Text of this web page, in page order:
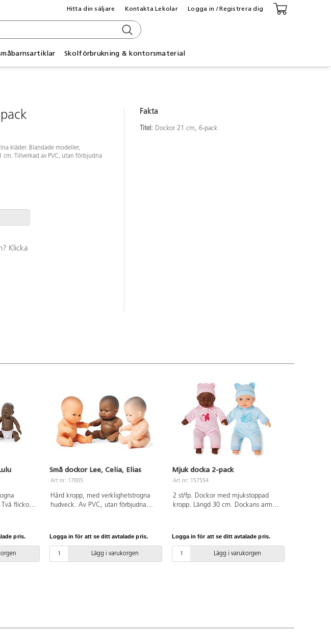
Skolförbrukning & kontorsmaterial
Hitta din säljare Kontakta Lekolar Logga in / Registrera dig
kläder. Blandade modeller,
Tillverkad av PVC, utan förbjudna
Klicka
Fakta
Titel: Dockor 21 cm, 6-pack
flickor
pris.
Små dockor Lee, Celia, Elias
Art.nr: 17005
Hård kropp, med verklighetstrogna
hudveck. Av PVC, utan förbjudna
Logga in för att se ditt avtalade pris.
Lägg i varukorgen
Mjuk docka 2-pack
Art.nr: 157554
2 st/fp. Dockor med mjukstoppad
kropp. Längd 30 cm. Dockans armar,
Logga in för att se ditt avtalade pris.
Lägg i varukorgen